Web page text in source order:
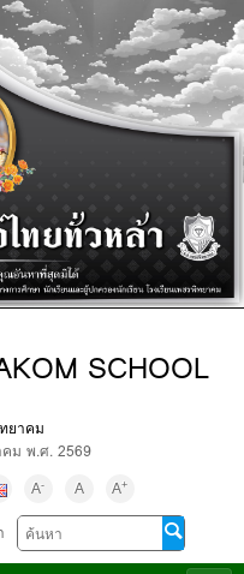
SCHOOL
ยาคม
ม พ.ศ. 2569
A- A A+